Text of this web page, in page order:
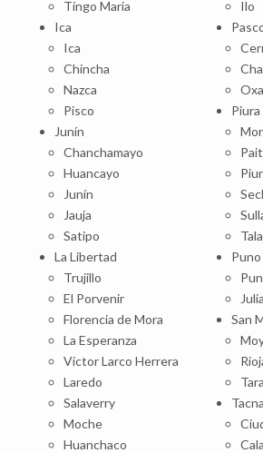
Tingo Maria
Ica
Ica
Chincha
Nazca
Pisco
Junín
Chanchamayo
Huancayo
Junín
Jauja
Satipo
La Libertad
Trujillo
El Porvenir
Florencia de Mora
La Esperanza
Victor Larco Herrera
Laredo
Salaverry
Moche
Huanchaco
Ilo
Piura
Puno
San
Tacna